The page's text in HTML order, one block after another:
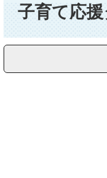
子育て応援